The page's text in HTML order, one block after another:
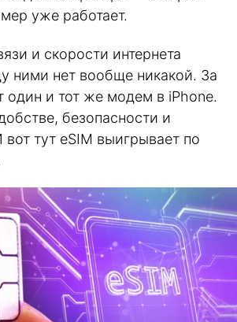
уже работает.
и скорости интернета
ними нет вообще никакой. За
один и тот же модем в iPhone.
безопасности и
тут eSIM выигрывает по